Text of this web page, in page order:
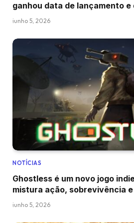
ganhou data de lançamento e
junho 5, 2026
NOTÍCIAS
Ghostless é um novo jogo
mistura ação, sobrevivência
junho 5, 2026